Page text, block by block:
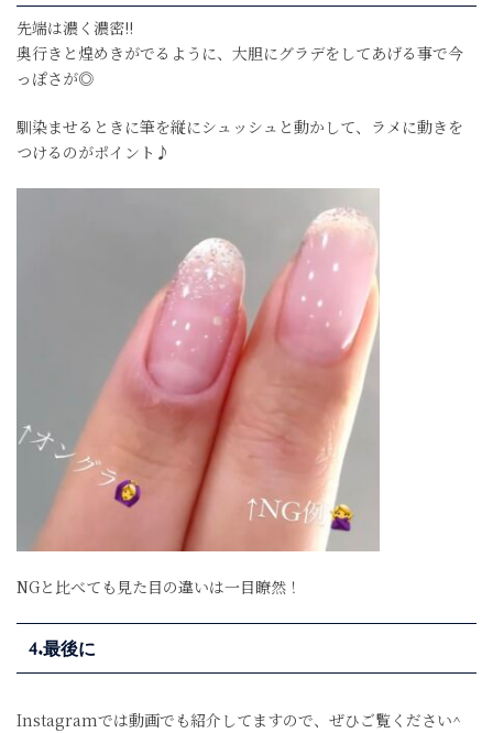
先端は濃く濃密!!
奥行きと煌めきがでるように、大胆にグラデをしてあげる事で今
っぽさが◎
馴染ませるときに筆を縦にシュッシュと動かして、ラメに動きを
つけるのがポイント♪
NGと比べても見た目の違いは一目瞭然！
4.最後に
Instagramでは動画でも紹介してますので、ぜひご覧ください^